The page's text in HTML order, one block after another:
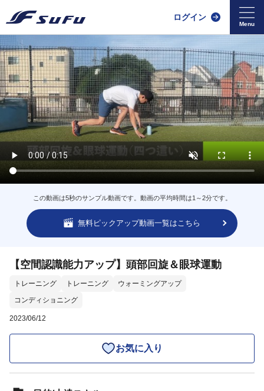
ログイン
この動画は5秒のサンプル動画です。動画の平均時間は1～2分です。
無料ピックアップ動画一覧はこちら
【空間認識能力アップ】頭部回旋＆眼球運動
トレーニング トレーニング
ウォーミングアップ
コンディショニング
2023/06/12
お気に入り